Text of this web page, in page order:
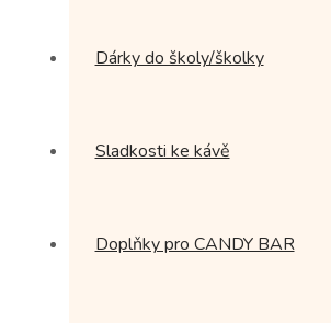
Dárky do školy/školky
Sladkosti ke kávě
Doplňky pro CANDY BAR